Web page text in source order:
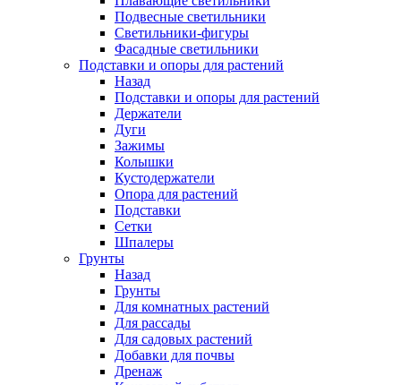
Подвесные светильники
Светильники-фигуры
Фасадные светильники
Подставки и опоры для растений
Назад
Подставки и опоры для растений
Держатели
Дуги
Зажимы
Колышки
Кустодержатели
Опора для растений
Подставки
Сетки
Шпалеры
Грунты
Назад
Грунты
Для комнатных растений
Для рассады
Для садовых растений
Добавки для почвы
Дренаж